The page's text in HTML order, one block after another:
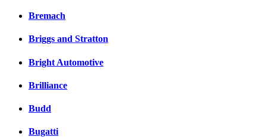
Bremach
Briggs and Stratton
Bright Automotive
Brilliance
Budd
Bugatti